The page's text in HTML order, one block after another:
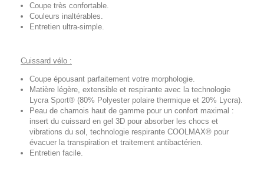
Coupe très confortable.
Couleurs inaltérables.
Entretien ultra-simple.
Cuissard vélo :
Coupe épousant parfaitement votre morphologie.
Matière légère, extensible et respirante avec la technologie
Lycra Sport® (80% Polyester polaire thermique et 20% Lycra).
Peau de chamois haut de gamme pour un confort maximal :
insert du cuissard en gel 3D pour absorber les chocs et
vibrations du sol, technologie respirante COOLMAX® pour
évacuer la transpiration et traitement antibactérien.
Entretien facile.